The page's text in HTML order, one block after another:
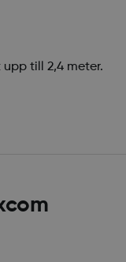
till 2,4 meter.